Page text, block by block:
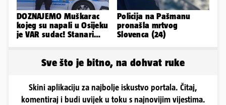
DOZNAJEMO Muškarac
kojeg su napali u Osijeku
je VAR sudac! Stanari
Policija na Pašmanu
pronašla mrtvog
Slovenca (24)
Sve što je bitno, na dohvat ruke
Skini aplikaciju za najbolje iskustvo portala. Čitaj,
komentiraj i budi uvijek u toku s najnovijim vijestima.